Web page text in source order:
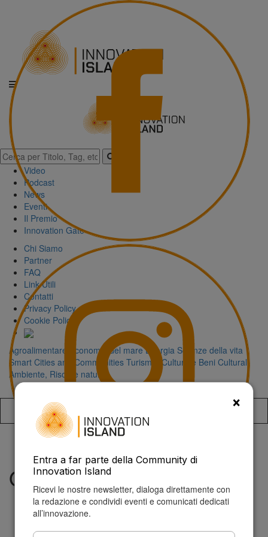
Video
Podcast
News
Eventi
Il Premio
Innovation Gate
Chi Siamo
Partner
FAQ
Link Utili
Contatti
Privacy Policy
Cookie Policy
Agroalimentare Economia del mare Energia Scienze della vita
Smart Cities and Communities Turismo, Cultura e Beni Culturali
Ambiente, Risorse naturali
Ottawa 2025
×
Entra a far parte della Community di
Innovation Island
Ricevi le nostre newsletter, dialoga direttamente con
la redazione e condividi eventi e comunicati dedicati
all’innovazione.